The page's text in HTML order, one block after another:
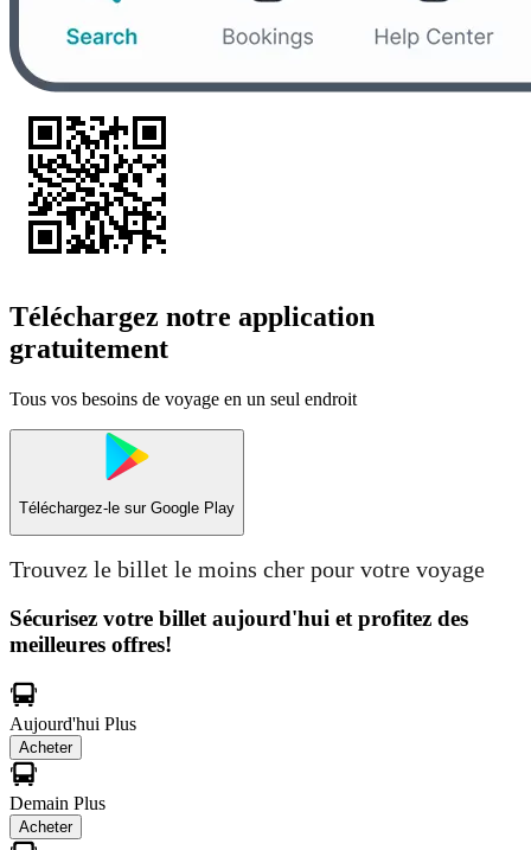
Téléchargez notre application
gratuitement
Tous vos besoins de voyage en un seul endroit
Téléchargez-le sur Google Play
Trouvez le billet le moins cher pour votre voyage
Sécurisez votre billet aujourd'hui et profitez des
meilleures offres!
Aujourd'hui Plus
Acheter
Demain Plus
Acheter